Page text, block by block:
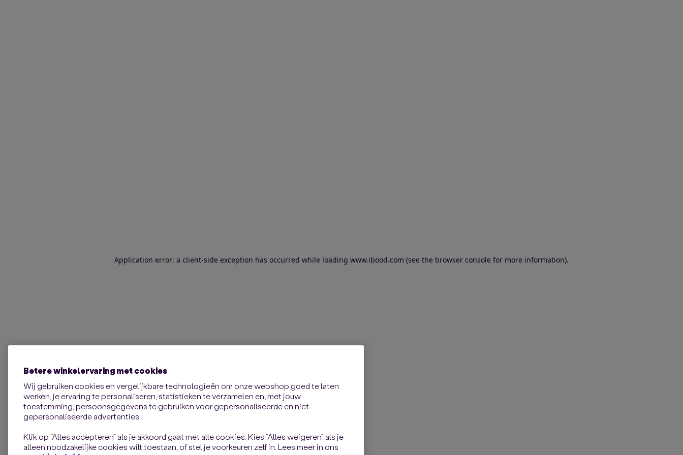
Application error: a client-side exception has occurred while loading www.ibood.com (see the browser console for more information).
Betere winkelervaring met cookies
Wij gebruiken cookies en vergelijkbare technologieën om onze webshop goed te laten
werken, je ervaring te personaliseren, statistieken te verzamelen en, met jouw
toestemming, persoonsgegevens te gebruiken voor gepersonaliseerde en niet-
gepersonaliseerde advertenties.
Klik op “Alles accepteren” als je akkoord gaat met alle cookies. Kies “Alles weigeren” als je
alleen noodzakelijke cookies wilt toestaan, of stel je voorkeuren zelf in. Lees meer in ons